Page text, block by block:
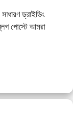
ড্রাইভিং
পোস্টে আমরা